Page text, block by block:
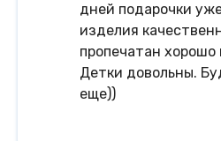
дней подарочки
изделия
пропечатан хорошо
Детки довольны.
еще))